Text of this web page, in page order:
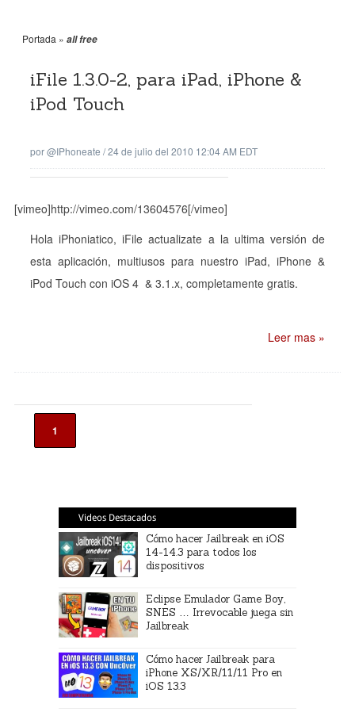
Portada » all free
iFile 1.3.0-2, para iPad, iPhone &
iPod Touch
por@iPhoneate /24 de julio del 2010 12:04 AM EDT
[vimeo]http://vimeo.com/13604576[/vimeo]
Hola iPhoniatico, iFile actualizate a la ultima versión de
esta aplicación, multiusos para nuestro iPad, iPhone &
iPod Touch con iOS 4 & 3.1.x, completamente gratis.
Leer mas »
1
Videos Destacados
Cómo hacer Jailbreak en iOS
14-14.3 para todos los
dispositivos
Eclipse Emulador Game Boy,
SNES … Irrevocable juega sin
Jailbreak
Cómo hacer Jailbreak para
iPhone XS/XR/11/11 Pro en
iOS 13.3